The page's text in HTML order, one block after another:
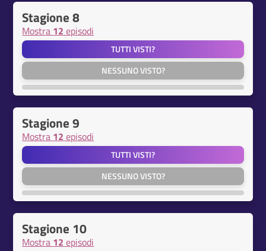
Stagione 8
Mostra 12 episodi
TUTTI VISTI?
NESSUNO VISTO?
Stagione 9
Mostra 12 episodi
TUTTI VISTI?
NESSUNO VISTO?
Stagione 10
Mostra 12 episodi